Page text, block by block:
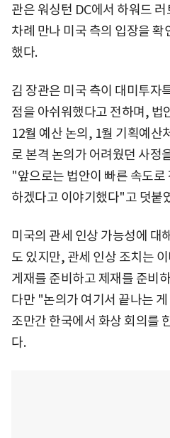
관은 워싱턴 DC에서 하워드
차례 만나 미국 측의 입장을
했다.
김 장관은 미국 측이 대미투자
점을 아쉬워했다고 전하며, 법
12월 예산 논의, 1월 기획예산
로 본격 논의가 어려웠던 사정
"앞으로는 법안이 빠른 속도로
하겠다고 이야기했다"고 덧붙
미국의 관세 인상 가능성에 대
도 있지만, 관세 인상 조치는
게재를 준비하고 제재를 준비
다만 "논의가 여기서 끝나는
조만간 한국에서 화상 회의를
다.